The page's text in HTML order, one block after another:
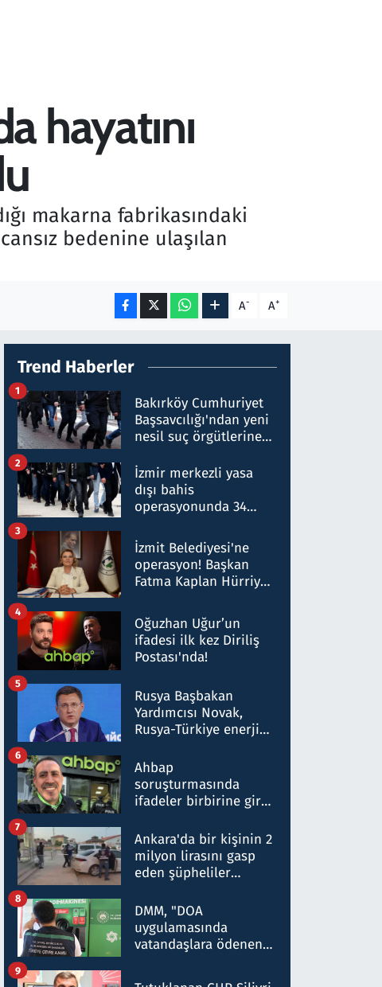
hayatını
makarna fabrikasındaki
bedenine ulaşılan
A- A+
Trend Haberler
Bakırköy Cumhuriyet
Başsavcılığı'ndan yeni
nesil suç örgütlerine
hakkında gözaltı kararı
1
İzmir merkezli yasa
dışı bahis
operasyonunda 34
Milyar liralık para
trafiği tespit edildi
2
İzmit Belediyesi'ne
operasyon! Başkan
Fatma Kaplan Hürriyet
3
Oğuzhan Uğur’un
ifadesi ilk kez Diriliş
Postası'nda!
4
Rusya Başbakan
Yardımcısı Novak,
Rusya-Türkiye enerji
nitelikte olduğunu
belirtti
5
Ahbap
soruşturmasında
ifadeler birbirine girdi:
ifadelerinden ortaya
çıkan tablo şok etti
6
Ankara'da bir kişinin 2
milyon lirasını gasp
eden şüpheliler
7
DMM, "DOA
uygulamasında
vatandaşlara ödenen
düşürüldüğü" iddiasını
8
9